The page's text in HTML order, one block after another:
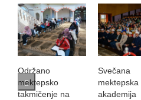
Održano
mektepsko
takmičenje na
Svečana
mektepska
akademija